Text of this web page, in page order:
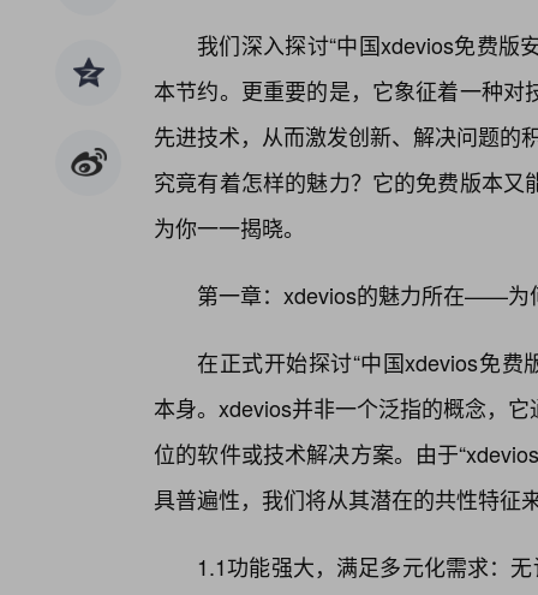
我们深入探讨“中国xdevios免费版
本节约。更重要的是，它象征着一种
先进技术，从而激发创新、解决问题的
究竟有着怎样的魅力？它的免费版本
为你一一揭晓。
第一章：xdevios的魅力所在——为
在正式开始探讨“中国xdevios免费
本身。xdevios并非一个泛指的概念，
位的软件或技术解决方案。由于
具普遍性，我们将从其潜在的共性特征
1.1功能强大，满足多元化需求：